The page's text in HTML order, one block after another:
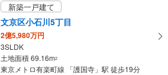
新築一戸建て
文京区小石川5丁目
2億5,980万円
3SLDK
土地面積 69.16m2
東京メトロ有楽町線 「護国寺」駅 徒歩19分